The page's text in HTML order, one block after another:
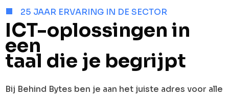
25 JAAR ERVARING IN DE SECTOR
ICT-oplossingen in
een
taal die je begrijpt
Bij Behind Bytes ben je aan het juiste adres voor alle